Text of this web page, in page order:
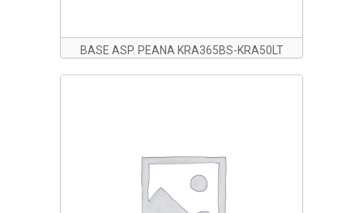
BASE ASP. PEANA KRA365BS-KRA50LT